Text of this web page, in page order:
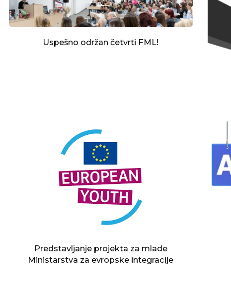
Uspešno održan četvrti FML!
Predstavljanje projekta za mlade
Ministarstva za evropske integracije